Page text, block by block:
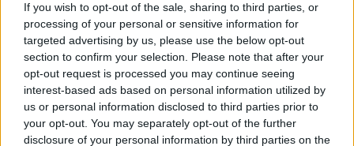
If you wish to opt-out of the sale, sharing to third parties, or
processing of your personal or sensitive information for
targeted advertising by us, please use the below opt-out
section to confirm your selection. Please note that after your
opt-out request is processed you may continue seeing
interest-based ads based on personal information utilized by
us or personal information disclosed to third parties prior to
your opt-out. You may separately opt-out of the further
disclosure of your personal information by third parties on the
l’inaugurazione
Andrea Mura conquista Palau: grande
partecipazione per il suo racconto
Calangianus, allarme sul centro accoglienza